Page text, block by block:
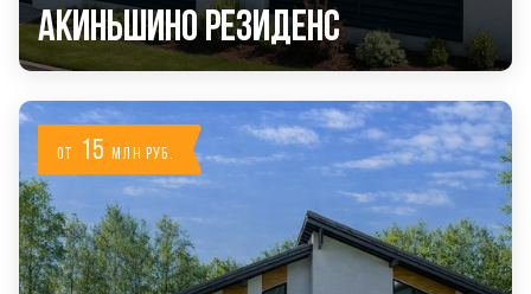
Акиньшино Резиденс
от 15млн руб.